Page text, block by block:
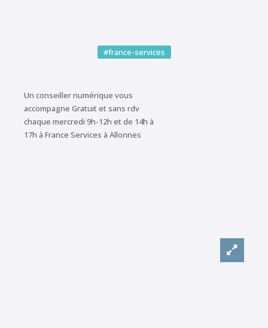
#france-services
Un conseiller numérique vous
accompagne Gratuit et sans rdv
chaque mercredi 9h-12h et de 14h à
17h à France Services à Allonnes